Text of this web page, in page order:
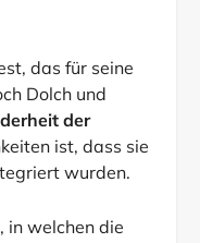
das für seine
Dolch und
der
ist, dass sie
wurden.
in welchen die